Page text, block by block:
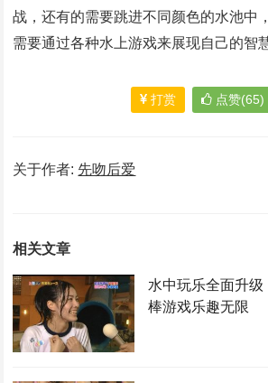
战，还有的需要跳进不同颜色的水池中
需要通过各种水上游戏来展现自己的智
打赏 点赞(65)
关于作者: 先吻后爱
相关文章
水中玩乐全面升
棒游戏乐趣无限